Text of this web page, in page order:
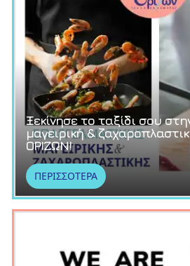
Ξεκίνησε το ταξίδι σου
μαγειρική &
ΟΡΙΖΩΝ!
ΠΕΡΙΣΣΟΤΕΡΑ